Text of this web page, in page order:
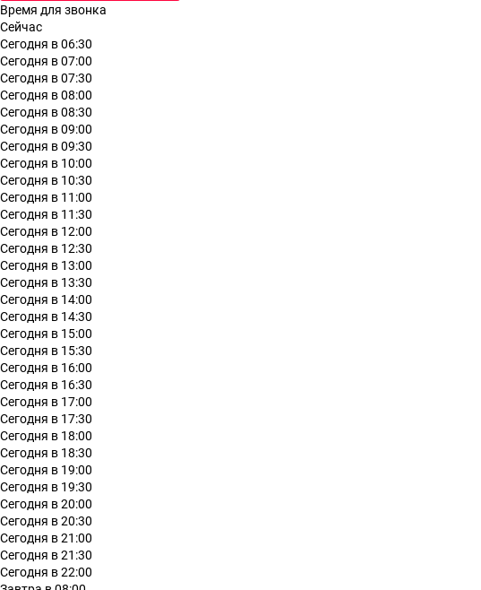
Время для звонка
Сейчас
Сегодня в 06:30
Сегодня в 07:00
Сегодня в 07:30
Сегодня в 08:00
Сегодня в 08:30
Сегодня в 09:00
Сегодня в 09:30
Сегодня в 10:00
Сегодня в 10:30
Сегодня в 11:00
Сегодня в 11:30
Сегодня в 12:00
Сегодня в 12:30
Сегодня в 13:00
Сегодня в 13:30
Сегодня в 14:00
Сегодня в 14:30
Сегодня в 15:00
Сегодня в 15:30
Сегодня в 16:00
Сегодня в 16:30
Сегодня в 17:00
Сегодня в 17:30
Сегодня в 18:00
Сегодня в 18:30
Сегодня в 19:00
Сегодня в 19:30
Сегодня в 20:00
Сегодня в 20:30
Сегодня в 21:00
Сегодня в 21:30
Сегодня в 22:00